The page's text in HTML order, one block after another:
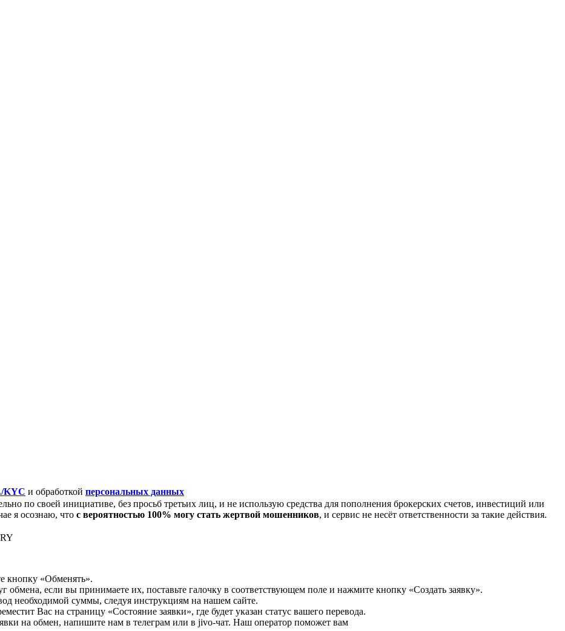
KYC и обработкой персональных данных
по своей инициативе, без просьб третьих лиц, и не использую средства для пополнения брокерских счетов, инвестиций или
я осознаю, что с вероятностью 100% могу стать жертвой мошенников, и сервис не несёт ответственности за такие действия.
кнопку «Обменять».
обмена, если вы принимаете их, поставьте галочку в соответствующем поле и нажмите кнопку «Создать заявку».
необходимой суммы, следуя инструкциям на нашем сайте.
Вас на страницу «Состояние заявки», где будет указан статус вашего перевода.
на обмен, напишите нам в телеграм или в jivo-чат. Наш оператор поможет вам